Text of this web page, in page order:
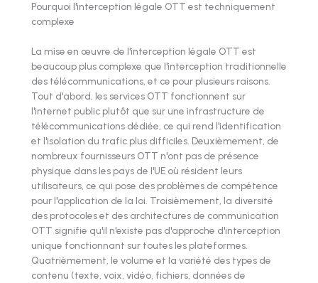
Pourquoi l'interception légale OTT est techniquement
complexe
La mise en œuvre de l'interception légale OTT est
beaucoup plus complexe que l'interception traditionnelle
des télécommunications, et ce pour plusieurs raisons.
Tout d'abord, les services OTT fonctionnent sur
l'internet public plutôt que sur une infrastructure de
télécommunications dédiée, ce qui rend l'identification
et l'isolation du trafic plus difficiles. Deuxièmement, de
nombreux fournisseurs OTT n'ont pas de présence
physique dans les pays de l'UE où résident leurs
utilisateurs, ce qui pose des problèmes de compétence
pour l'application de la loi. Troisièmement, la diversité
des protocoles et des architectures de communication
OTT signifie qu'il n'existe pas d'approche d'interception
unique fonctionnant sur toutes les plateformes.
Quatrièmement, le volume et la variété des types de
contenu (texte, voix, vidéo, fichiers, données de